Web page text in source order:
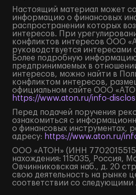
Настоящий материал может
информацию о финансовых
распространении которых
интересов. При
конфликтов интересов ООО
руководствуется интересами
Более подробную
предпринимаемых в
интересов, можно найти в
конфликтом интересов,
официальном сайте ООО
https://www.aton.ru/info-
Перед подачей поручения
ознакомиться с
о финансовых инструментах,
адресу: https://www.aton.ru/
ООО «АТОН» (ИНН
нахождения: 115035, Россия,
Овчинниковская наб., д. 20
свою деятельность на рынке
соответствии со следующими